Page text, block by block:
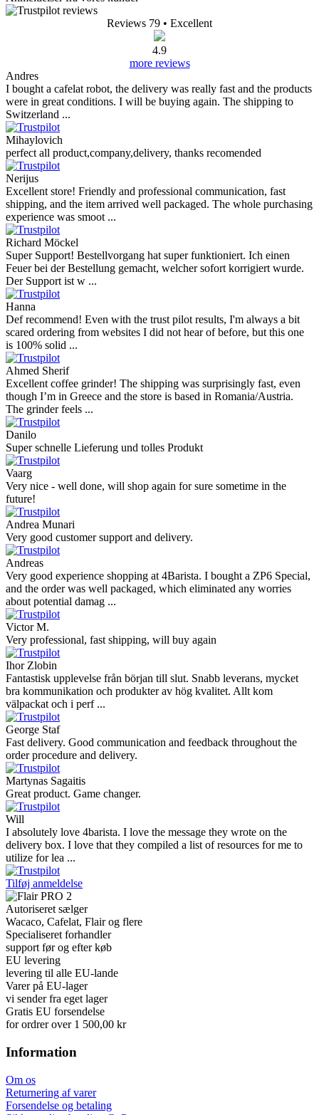
Reviews 79 • Excellent
4.9
more reviews
Andres
I bought a cafelat robot, the delivery was really fast and the products
were in great conditions. I will be buying again. The shipping to
Switzerland ...
Mihaylovich
perfect all product,company,delivery, thanks recomended
Nerijus
Excellent store! Friendly and professional communication, fast
shipping, and the item arrived well packaged. The whole purchasing
experience was smoot ...
Richard Möckel
Super Support! Bestellvorgang hat super funktioniert. Ich einen
Feuer bei der Bestellung gemacht, welcher sofort korrigiert wurde.
Der Support ist w ...
Hanna
Def recommend! Even with the trust pilot results, I'm always a bit
scared ordering from websites I did not hear of before, but this one
is 100% solid ...
Ahmed Sherif
Excellent coffee grinder! The shipping was surprisingly fast, even
though I’m in Greece and the store is based in Romania/Austria.
The grinder feels ...
Danilo
Super schnelle Lieferung und tolles Produkt
Vaarg
Very nice - well done, will shop again for sure sometime in the
future!
Andrea Munari
Very good customer support and delivery.
Andreas
Very good experience shopping at 4Barista. I bought a ZP6 Special,
and the order was well packaged, which eliminated any worries
about potential damag ...
Victor M.
Very professional, fast shipping, will buy again
Ihor Zlobin
Fantastisk upplevelse från början till slut. Snabb leverans, mycket
bra kommunikation och produkter av hög kvalitet. Allt kom
välpackat och i perf ...
George Staf
Fast delivery. Good communication and feedback throughout the
order procedure and delivery.
Martynas Sagaitis
Great product. Game changer.
Will
I absolutely love 4barista. I love the message they wrote on the
delivery box. I love that they compiled a list of resources for me to
utilize for lea ...
Tilføj anmeldelse
Autoriseret sælger
Wacaco, Cafelat, Flair og flere
Specialiseret forhandler
support før og efter køb
EU levering
levering til alle EU-lande
Varer på EU-lager
vi sender fra eget lager
Gratis EU forsendelse
for ordrer over 1 500,00 kr
Information
Om os
Returnering af varer
Forsendelse og betaling